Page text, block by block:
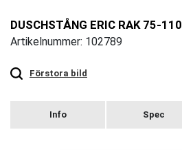
DUSCHSTÅNG ERIC RAK 75-110
Artikelnummer: 102789
Förstora bild
zoom